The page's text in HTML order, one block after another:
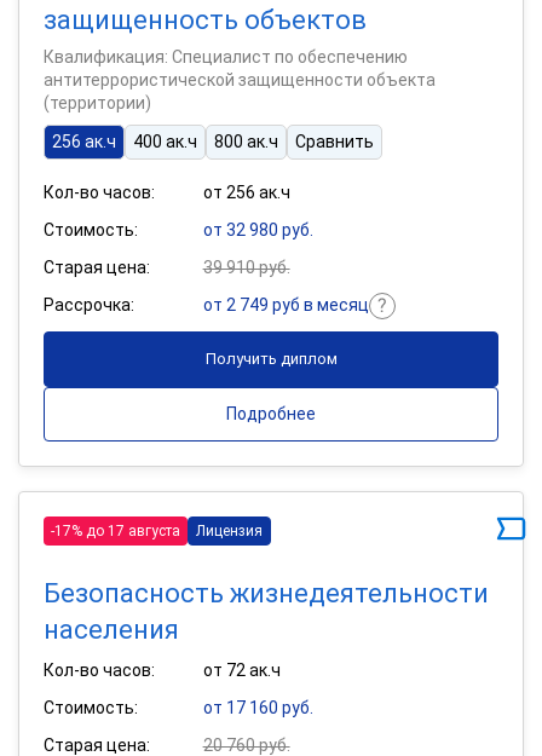
защищенность объектов
Квалификация: Специалист по обеспечению
антитеррористической защищенности объекта
(территории)
256 ак.ч
400 ак.ч 800 ак.ч Сравнить
Кол-во часов:
от 256 ак.ч
Стоимость:
от 32 980 руб.
Старая цена:
39 910 руб.
Рассрочка:
от 2 749 руб в месяц
Получить диплом
Подробнее
-17% до 17 августа Лицензия
Безопасность жизнедеятельности
населения
Кол-во часов:
от 72 ак.ч
Стоимость:
от 17 160 руб.
Старая цена:
20 760 руб.